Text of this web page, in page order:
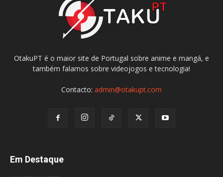
OtakuPT é o maior site de Portugal sobre anime e mangá, e
também falamos sobre videojogos e tecnologia!
Contacto: admin@otakupt.com
Em Destaque